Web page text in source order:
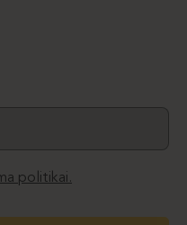
politikai.